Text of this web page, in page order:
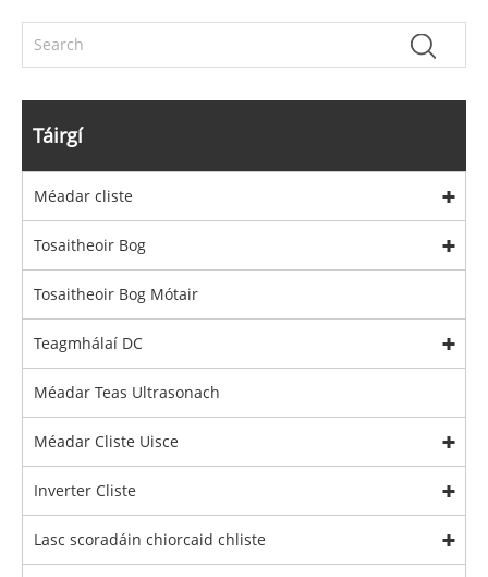
Táirgí
Méadar cliste
Tosaitheoir Bog
Tosaitheoir Bog Mótair
Teagmhálaí DC
Méadar Teas Ultrasonach
Méadar Cliste Uisce
Inverter Cliste
Lasc scoradáin chiorcaid chliste